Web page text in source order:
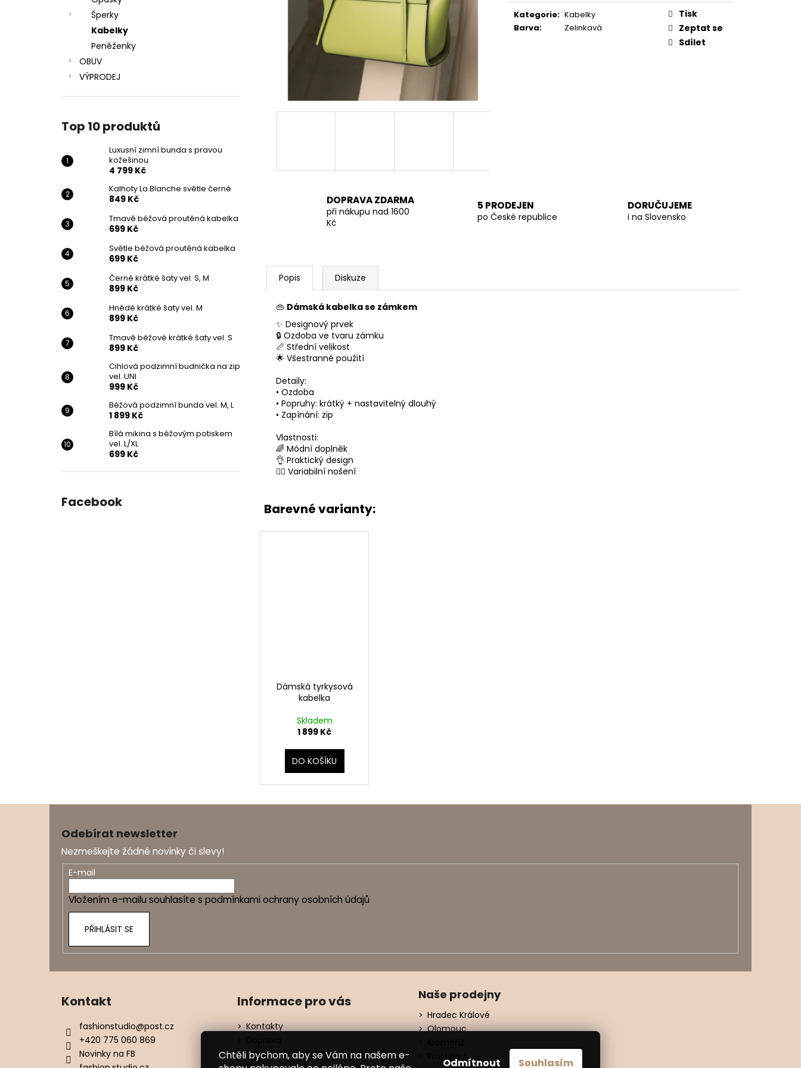
Chtěli bychom, aby se Vám na našem e-
Odmítnout Souhlasím
Šperky
Kabelky
Peněženky
OBUV
VÝPRODEJ
Top 10 produktů
Luxusní zimní bunda s pravou
kožešinou
4 799 Kč
Kalhoty La Blanche světle černé
849 Kč
Tmavě béžová proutěná kabelka
699 Kč
Světle béžová proutěná kabelka
699 Kč
Černé krátké šaty vel. S, M
899 Kč
Hnědé krátké šaty vel. M
899 Kč
Tmavě béžové krátké šaty vel. S
899 Kč
Cihlová podzimní budnička na zip
vel. UNI
999 Kč
Béžová podzimní bunda vel. M, L
1 899 Kč
Bílá mikina s béžovým potiskem
vel. L/XL
699 Kč
Facebook
Kategorie: Kabelky
Barva: Zelinkavá
Tisk
Zeptat se
Sdílet
DOPRAVA ZDARMA
při nákupu nad 1600
Kč
5 PRODEJEN
po České republice
DORUČUJEME
i na Slovensko
Popis Diskuze
👜 Dámská kabelka se zámkem
✨ Designový prvek
🔒 Ozdoba ve tvaru zámku
📏 Střední velikost
🌟 Všestranné použití
Detaily:
• Ozdoba
• Popruhy: krátký + nastavitelný dlouhý
• Zapínání: zip
Vlastnosti:
🌈 Módní doplněk
👌 Praktický design
🚶‍♀️ Variabilní nošení
Barevné varianty:
Dámská tyrkysová
kabelka
Skladem
1 899 Kč
DO KOŠÍKU
LUXUSNÍ ZIMNÍ BUNDA S PRAVOU
KOŽEŠINOU
4 799 Kč
5 999 Kč
KALHOTY LA BLANCHE SVĚTLE ČERNÉ
TMAVĚ BÉŽOVÁ PROUTĚNÁ KABELKA
Odebírat newsletter
Nezmeškejte žádné novinky či slevy!
E-mail
Vložením e-mailu souhlasíte s podmínkami ochrany osobních údajů
PŘIHLÁSIT SE
Kontakt
fashionstudio@post.cz
+420 775 060 869
Novinky na FB
Informace pro vás
Kontakty
Vrácení, výměna, reklamace
zboží
Naše prodejny
Hradec Králové
Olomouc